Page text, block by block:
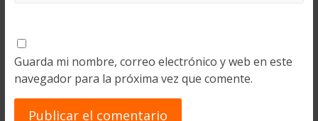
Guarda mi nombre, correo electrónico y web en este
navegador para la próxima vez que comente.